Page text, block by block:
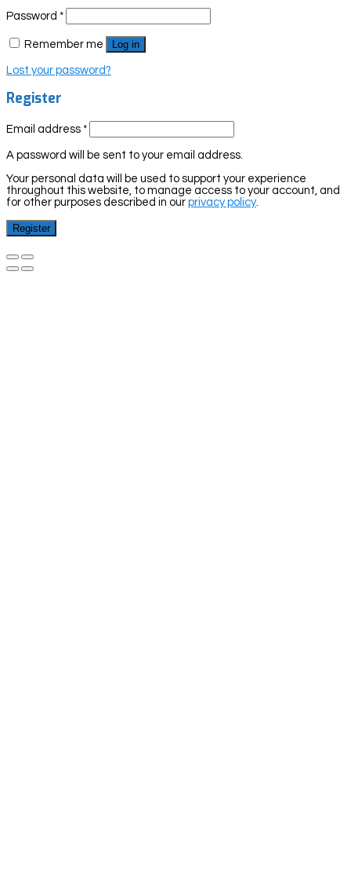
Password *
Remember me Log in
Lost your password?
Register
Email address *
A password will be sent to your email address.
Your personal data will be used to support your experience
throughout this website, to manage access to your account, and
for other purposes described in our privacy policy
Register